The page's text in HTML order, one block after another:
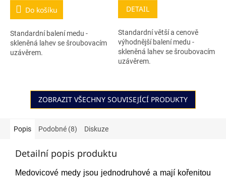
Do košíku
Standardní balení medu -
skleněná lahev se šroubovacím
uzávěrem.
DETAIL
Standardní větší a cenově
výhodnější balení medu -
skleněná lahev se šroubovacím
uzávěrem.
ZOBRAZIT VŠECHNY SOUVISEJÍCÍ PRODUKTY
Popis Podobné (8) Diskuze
Detailní popis produktu
Medovicové medy jsou jednodruhové a mají kořenitou